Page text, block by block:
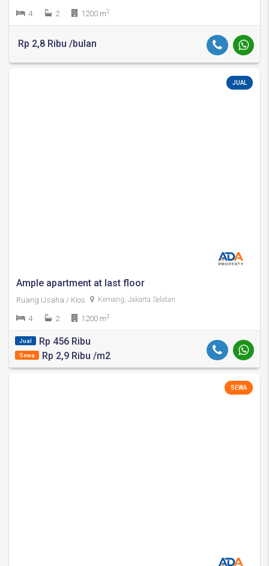
4 2 1200 m2
Rp 2,8 Ribu /bulan
JUAL
Ample apartment at last floor
Ruang Usaha / Kios Kemang, Jakarta Selatan
4 2 1200 m2
Jual Rp 456 Ribu
Sewa Rp 2,9 Ribu /m2
SEWA